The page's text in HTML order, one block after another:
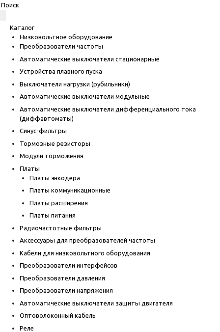
Каталог
Низковольтное оборудование
Преобразователи частоты
Автоматические выключатели стационарные
Устройства плавного пуска
Выключатели нагрузки (рубильники)
Автоматические выключатели модульные
Автоматические выключатели дифференциального тока
(диффавтоматы)
Синус-фильтры
Тормозные резисторы
Модули торможения
Платы
Платы энкодера
Платы коммуникационные
Платы расширения
Платы питания
Радиочастотные фильтры
Аксессуары для преобразователей частоты
Кабели для низковольтного оборудования
Преобразователи интерфейсов
Преобразователи давления
Преобразователи напряжения
Автоматические выключатели защиты двигателя
Оптоволоконный кабель
Реле